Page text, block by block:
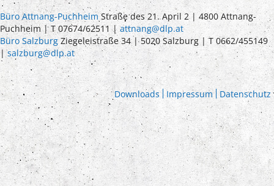
Büro Attnang-Puchheim Straße des 21. April 2 | 4800 Attnang-
Puchheim | T 07674/62511 |attnang@dlp.at
Büro Salzburg Ziegeleistraße 34 | 5020 Salzburg | T 0662/455149
|salzburg@dlp.at
Downloads Impressum Datenschutz